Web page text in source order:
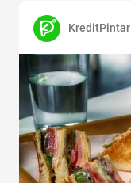
KreditPintar